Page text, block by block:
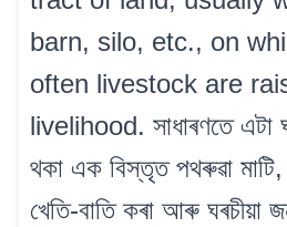
barn, silo, etc., on
often livestock are
livelihood. সাধাৰণতে এটা
থকা এক বিস্তৃত পথৰুৱা মাটি,
খেতি-বাতি কৰা আৰু ঘৰচীয়া